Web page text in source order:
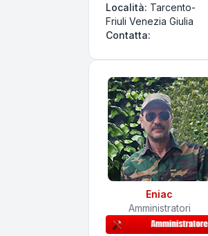
Località: Tarcento-
Friuli Venezia Giulia
Contatta:
Eniac
Amministratori